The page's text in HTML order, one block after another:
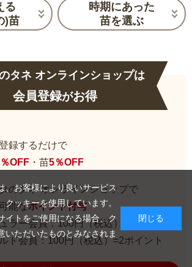
る
)苗
時期にあった
苗を選ぶ
タネ オンラインショップは
会員登録がお得
録するだけで
OFF ・苗5％OFF
のタネ オンラインショップで
能なポイント付与
ラー会員：100円（税込）=1ポイント
ド会員：100円（税込）=2ポイント
、お客様により良いサービス
クッキーを使用しています。
イトをご使用になる場合、ク
いただいたものとみなされま
閉じる